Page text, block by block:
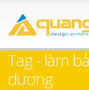
Tag - làm
dương